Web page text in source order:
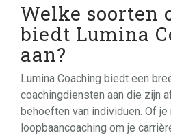
Welke soorten
biedt Lumina
aan?
Lumina Coaching biedt een
coachingdiensten aan die zijn
behoeften van individuen. Of
loopbaancoaching om je